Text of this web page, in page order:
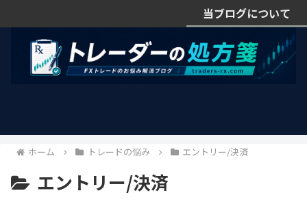
当ブログについて
ホーム トレードの悩み エントリー/決済
エントリー/決済